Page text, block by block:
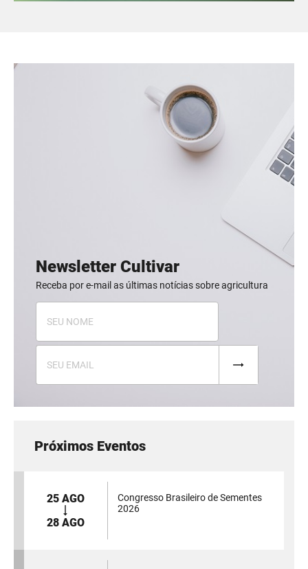
Newsletter Cultivar
Receba por e-mail as últimas notícias sobre agricultura
Próximos Eventos
25 AGO
28 AGO
Congresso Brasileiro de Sementes
2026